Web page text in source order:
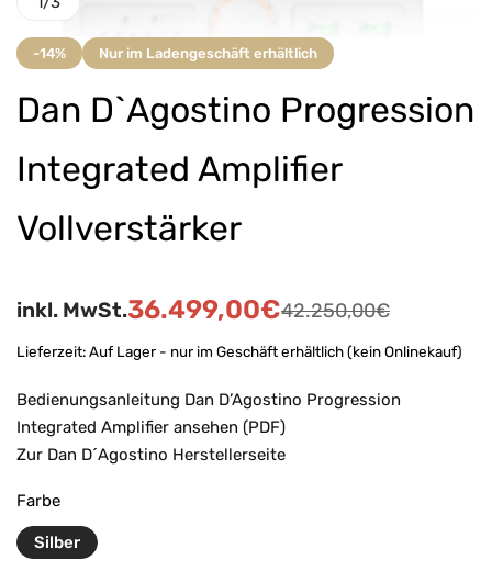
-14% Nur im Ladengeschäft erhältlich
Dan D`Agostino Progression
Integrated Amplifier
Vollverstärker
42.250,00€
36.499,00€
inkl. MwSt.
Lieferzeit:Auf Lager - nur im Geschäft erhältlich (kein Onlinekauf)
Bedienungsanleitung Dan D’Agostino Progression
Integrated Amplifier ansehen (PDF)
Zur Dan D´Agostino Herstellerseite
Farbe
Silber